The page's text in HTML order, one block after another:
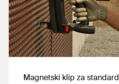
Magnetski klip za